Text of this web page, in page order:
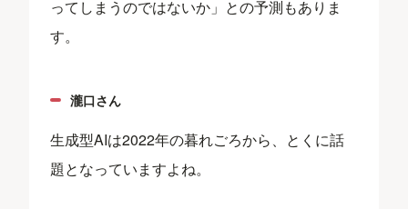
ってしまうのではないか」との予測もありま
す。
瀧口さん
生成型AIは2022年の暮れごろから、とくに話
題となっていますよね。